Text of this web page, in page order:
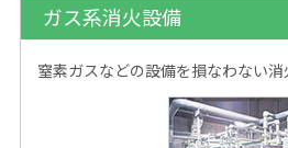
ガス系消火設備
窒素ガスなどの設備を損なわない